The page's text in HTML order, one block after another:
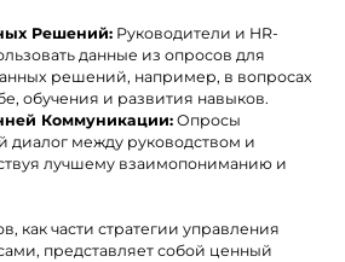
Решений: Руководители и HR-
данные из опросов для
решений, например, в вопросах
обучения и развития навыков.
Коммуникации: Опросы
диалог между руководством и
лучшему взаимопониманию и
как части стратегии управления
представляет собой ценный